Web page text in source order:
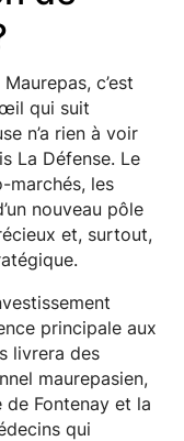
c’est
qui suit
n’a rien à voir
La Défense. Le
marchés, les
nouveau pôle
et, surtout,
principale aux
livrera des
maurepasien,
Fontenay et la
qui